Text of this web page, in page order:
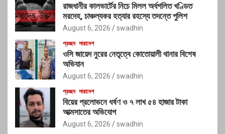
রাজধানীর কালভার্টের নিচে মিলল অর্ধগলিত খণ্ডিত
মরদেহ, চাঞ্চল্যকর হত্যার রহস্যে তদন্তে পুলিশ
August 6, 2026 swadhin
প্রচ্ছদ সারাদেশ
ওসি জায়েদ নুরের নেতৃত্বে কোতোয়ালী থানার বিশেষ
অভিযান
August 6, 2026 swadhin
প্রচ্ছদ সারাদেশ
বিয়ের প্রলোভনে ধর্ষণ ও ৭ লাখ ৫৪ হাজার টাকা
আত্মসাতের অভিযোগ
August 6, 2026 swadhin